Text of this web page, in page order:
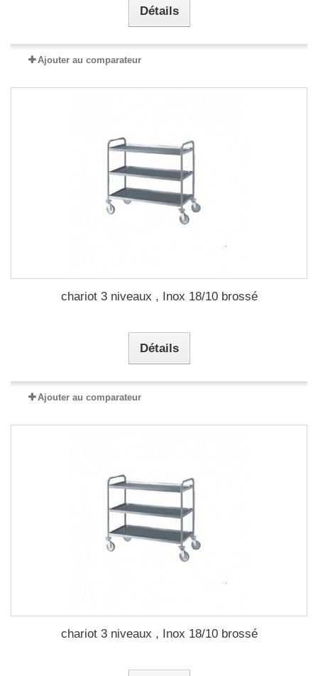
Détails
Ajouter au comparateur
chariot 3 niveaux , Inox 18/10 brossé
Détails
Ajouter au comparateur
chariot 3 niveaux , Inox 18/10 brossé